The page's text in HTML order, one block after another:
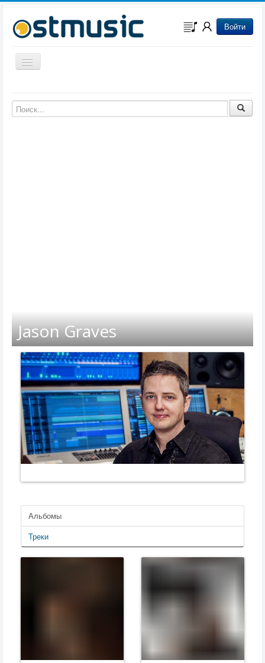
Войти
Включить/выключить навигацию
Музыка из мультфильмов
Музыка из сериалов
Jason Graves
Альбомы
Треки